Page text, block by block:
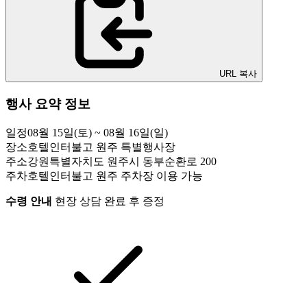
URL 복사
행사 요약 정보
일정08월 15일(토) ~ 08월 16일(일)
장소호텔인터불고 원주 특별행사장
주소강원특별자치도 원주시 동부순환로 200
주차호텔인터불고 원주 주차장 이용 가능
수령 안내 현장 상담 완료 후 증정